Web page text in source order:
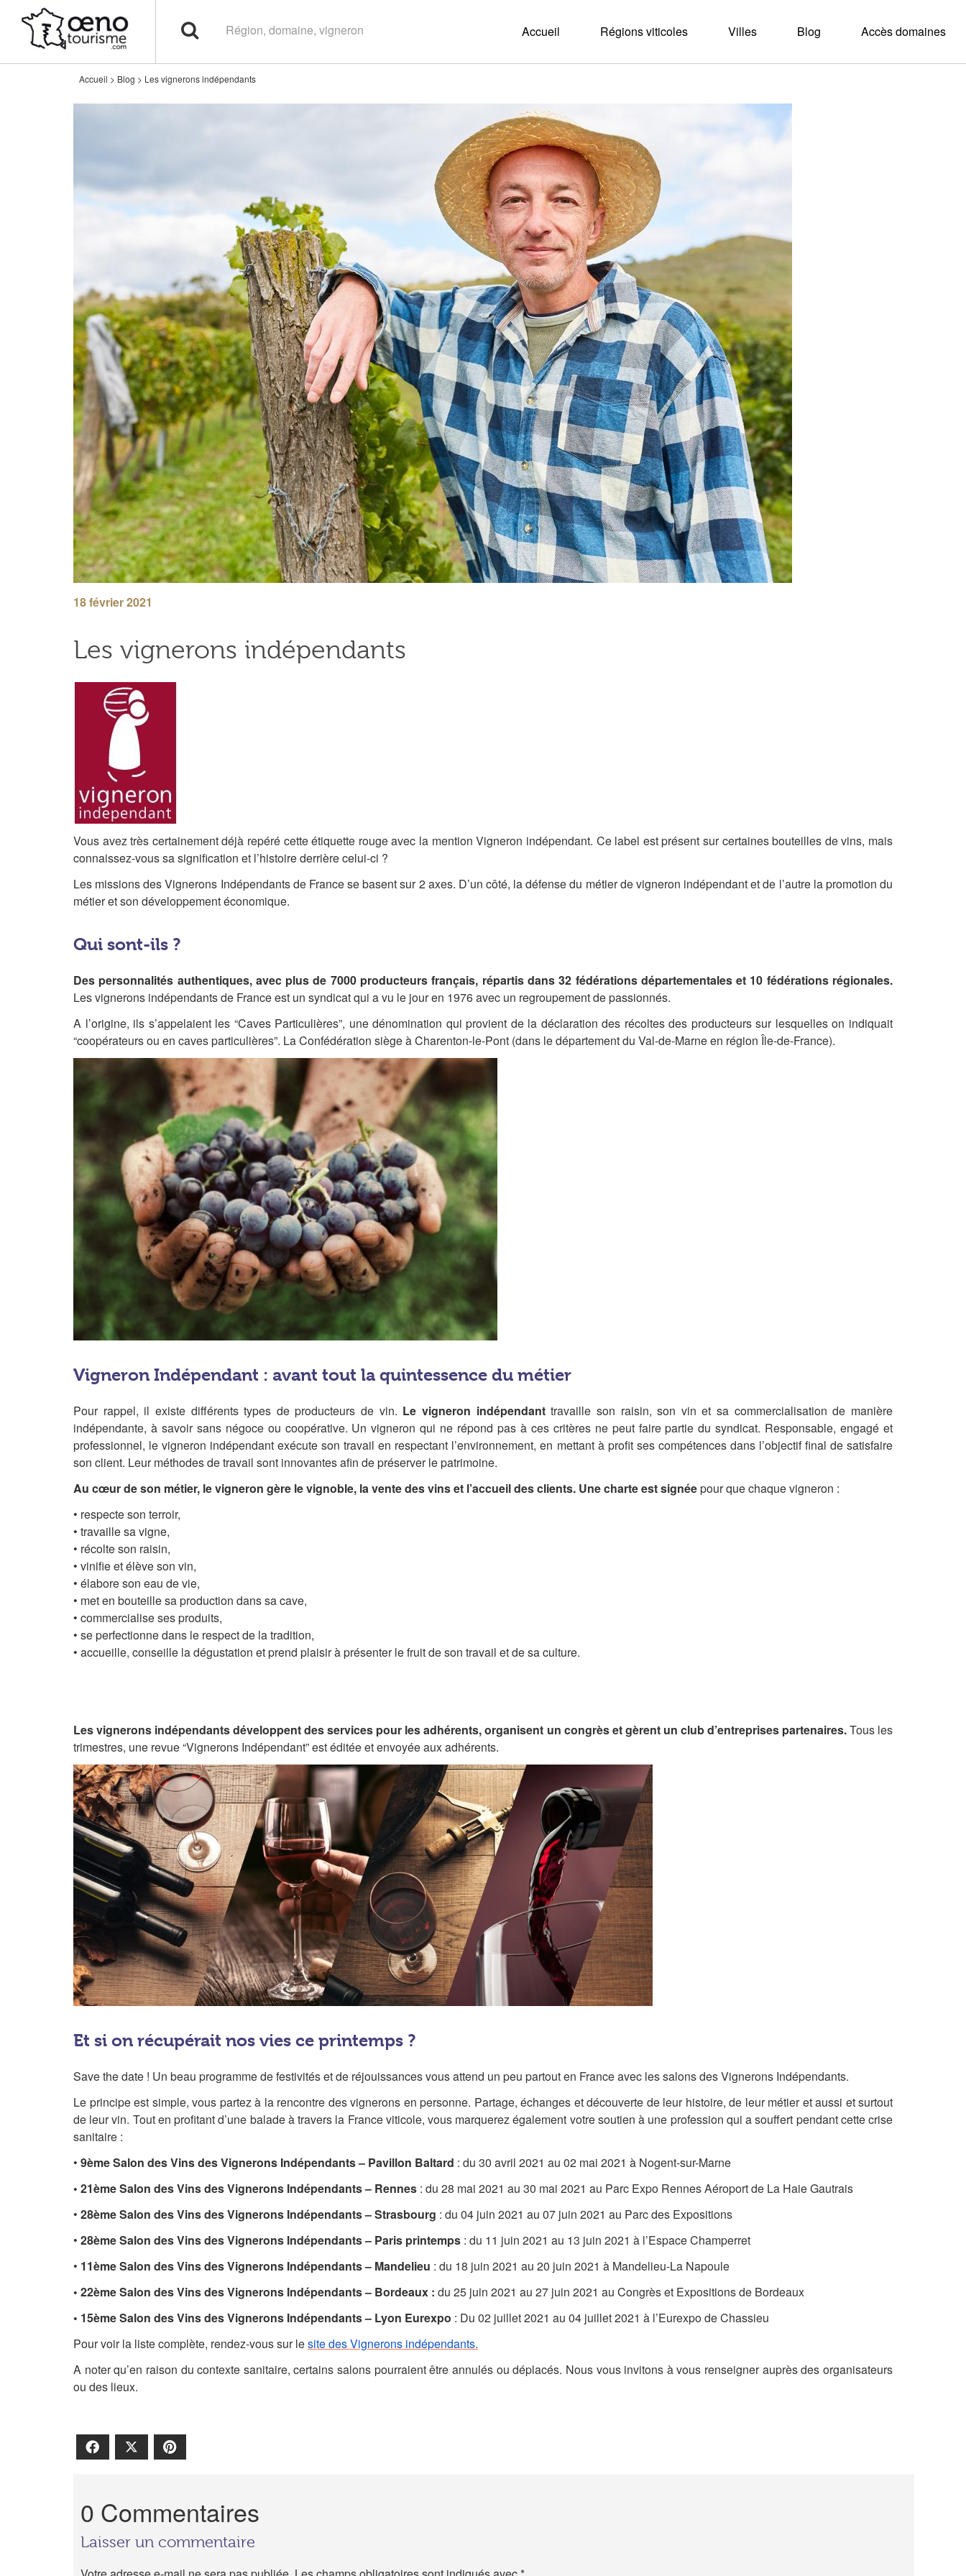
Accueil Régions viticoles Villes Blog Accès domaines
Accueil > Blog > Les vignerons indépendants
18 février 2021
Les vignerons indépendants
Vous avez très certainement déjà repéré cette étiquette rouge avec la mention Vigneron indépendant. Ce label est présent sur certaines bouteilles de vins, mais
connaissez-vous sa signification et l’histoire derrière celui-ci ?
Les missions des Vignerons Indépendants de France se basent sur 2 axes. D’un côté, la défense du métier de vigneron indépendant et de l’autre la promotion du
métier et son développement économique.
Qui sont-ils ?
Des personnalités authentiques, avec plus de 7000 producteurs français, répartis dans 32 fédérations départementales et 10 fédérations régionales.
Les vignerons indépendants de France est un syndicat qui a vu le jour en 1976 avec un regroupement de passionnés.
A l’origine, ils s’appelaient les “Caves Particulières”, une dénomination qui provient de la déclaration des récoltes des producteurs sur lesquelles on indiquait
“coopérateurs ou en caves particulières”. La Confédération siège à Charenton-le-Pont (dans le département du Val-de-Marne en région Île-de-France).
Vigneron Indépendant : avant tout la quintessence du métier
Pour rappel, il existe différents types de producteurs de vin. Le vigneron indépendanttravaille son raisin, son vin et sa commercialisation de manière
indépendante, à savoir sans négoce ou coopérative. Un vigneron qui ne répond pas à ces critères ne peut faire partie du syndicat. Responsable, engagé et
professionnel, le vigneron indépendant exécute son travail en respectant l’environnement, en mettant à profit ses compétences dans l’objectif final de satisfaire
son client. Leur méthodes de travail sont innovantes afin de préserver le patrimoine.
Au cœur de son métier, le vigneron gère le vignoble, la vente des vins et l’accueil des clients. Une charte est signéepour que chaque vigneron :
• respecte son terroir,
• travaille sa vigne,
• récolte son raisin,
• vinifie et élève son vin,
• élabore son eau de vie,
• met en bouteille sa production dans sa cave,
• commercialise ses produits,
• se perfectionne dans le respect de la tradition,
• accueille, conseille la dégustation et prend plaisir à présenter le fruit de son travail et de sa culture.
Les vignerons indépendants développent des services pour les adhérents, organisent un congrès et gèrent un club d’entreprises partenaires.Tous les
trimestres, une revue “Vignerons Indépendant” est éditée et envoyée aux adhérents.
Et si on récupérait nos vies ce printemps ?
Save the date ! Un beau programme de festivités et de réjouissances vous attend un peu partout en France avec les salons des Vignerons Indépendants.
Le principe est simple, vous partez à la rencontre des vignerons en personne. Partage, échanges et découverte de leur histoire, de leur métier et aussi et surtout
de leur vin. Tout en profitant d’une balade à travers la France viticole, vous marquerez également votre soutien à une profession qui a souffert pendant cette crise
sanitaire :
• 9ème Salon des Vins des Vignerons Indépendants – Pavillon Baltard : du 30 avril 2021 au 02 mai 2021 à Nogent-sur-Marne
• 21ème Salon des Vins des Vignerons Indépendants – Rennes : du 28 mai 2021 au 30 mai 2021 au Parc Expo Rennes Aéroport de La Haie Gautrais
• 28ème Salon des Vins des Vignerons Indépendants – Strasbourg : du 04 juin 2021 au 07 juin 2021 au Parc des Expositions
• 28ème Salon des Vins des Vignerons Indépendants – Paris printemps : du 11 juin 2021 au 13 juin 2021 à l’Espace Champerret
• 11ème Salon des Vins des Vignerons Indépendants – Mandelieu : du 18 juin 2021 au 20 juin 2021 à Mandelieu-La Napoule
• 22ème Salon des Vins des Vignerons Indépendants – Bordeaux : du 25 juin 2021 au 27 juin 2021 au Congrès et Expositions de Bordeaux
• 15ème Salon des Vins des Vignerons Indépendants – Lyon Eurexpo : Du 02 juillet 2021 au 04 juillet 2021 à l’Eurexpo de Chassieu
Pour voir la liste complète, rendez-vous sur lesite des Vignerons indépendants.
A noter qu’en raison du contexte sanitaire, certains salons pourraient être annulés ou déplacés. Nous vous invitons à vous renseigner auprès des organisateurs
ou des lieux.
Facebook
0 Commentaires
Laisser un commentaire